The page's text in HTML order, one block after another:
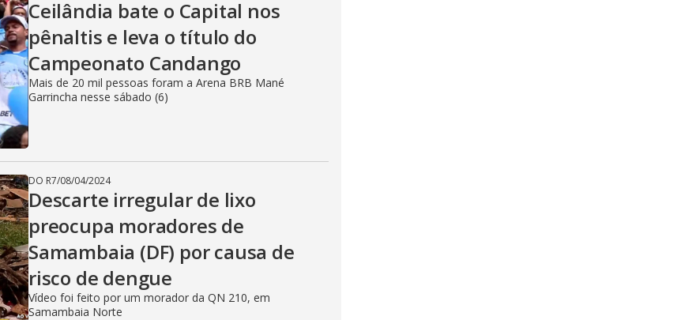
Ceilândia bate o Capital nos
pênaltis e leva o título do
Campeonato Candango
Mais de 20 mil pessoas foram a Arena BRB Mané
Garrincha nesse sábado (6)
DO R7/08/04/2024
Descarte irregular de lixo
preocupa moradores de
Samambaia (DF) por causa de
risco de dengue
Vídeo foi feito por um morador da QN 210, em
Samambaia Norte